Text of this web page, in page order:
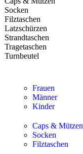
Socken
Filztaschen
Latzschürzen
Strandtaschen
Tragetaschen
Turnbeutel
Frauen
Männer
Kinder
Caps & Mützen
Socken
Filztaschen